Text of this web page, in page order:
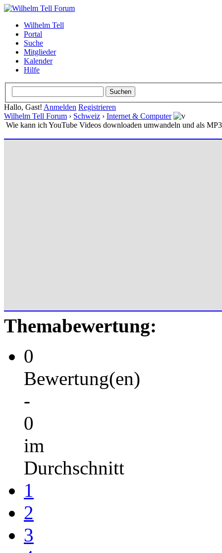
Wilhelm Tell
Portal
Suche
Mitglieder
Kalender
Hilfe
Hallo, Gast! Anmelden Registrieren
Wilhelm Tell Forum › Schweiz › Internet & Computer
Wie kann ich YouTube Videos downloaden umwandeln und als
Themabewertung:
0
Bewertung(en)
-
0
im
Durchschnitt
1
2
3